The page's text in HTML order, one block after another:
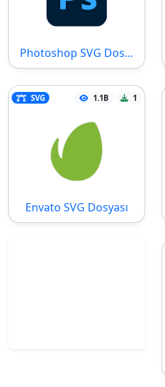
Photoshop SVG Dosyası
SVG 1.1B 1
Envato SVG Dosyası